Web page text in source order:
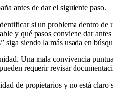
antes de dar el siguiente paso.
si un problema dentro
y qué pasos conviene dar
siga siendo la más usada en
Una mala convivencia
requerir revisar
de propietarios y no está